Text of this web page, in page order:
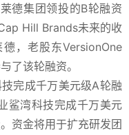
德集团领投的B轮融资
Hill Brands未来的收
，老股东VersionOne
了该轮融资。
完成千万美元级A轮融
鲨湾科技完成千万美元
资金将用于扩充研发团